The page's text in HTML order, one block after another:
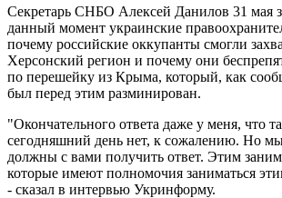
Секретарь СНБО Алексей Данилов 31 мая
данный момент украинские
почему российские оккупанты смогли
Херсонский регион и почему они
по перешейку из Крыма, который, как
был перед этим разминирован.
"Окончательного ответа даже у меня, что
сегодняшний день нет, к сожалению. Но мы
должны с вами получить ответ. Этим
которые имеют полномочия заниматься
- сказал в интервью Укринформу.